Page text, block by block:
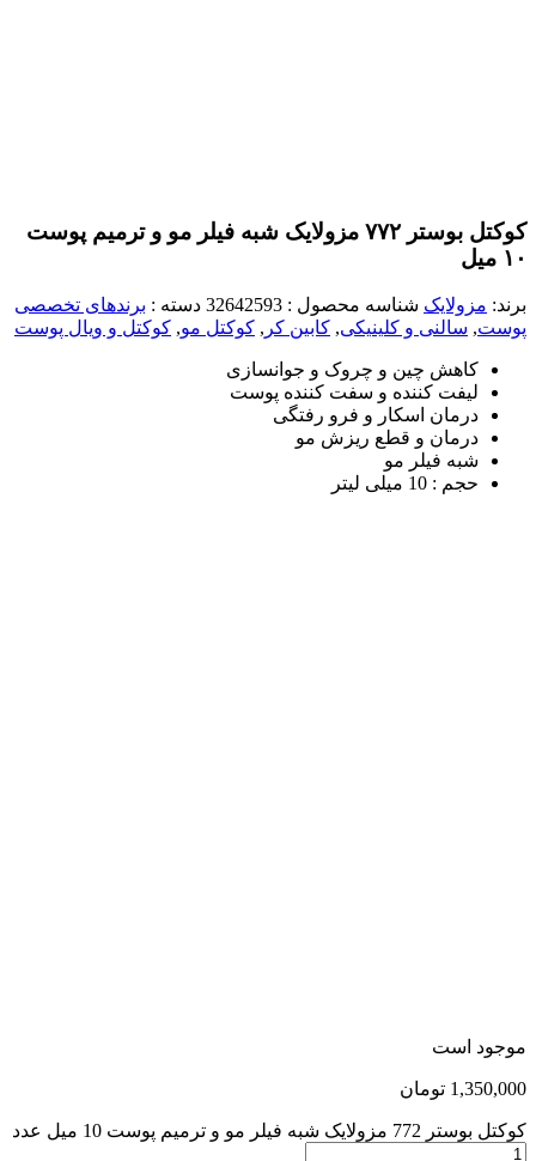
کوکتل بوستر ۷۷۲ مزولایک شبه فیلر مو و ترمیم پوست
۱۰ میل
برند: مزولایک شناسه محصول : 32642593 دسته : برندهای تخصصی
پوست, سالنی و کلینیکی, کابین کر , کوکتل مو, کوکتل‌ و ویال پوست
کاهش چین و چروک و جوانسازی
لیفت کننده و سفت کننده پوست
درمان اسکار و فرو رفتگی
درمان و قطع ریزش مو
شبه فیلر مو
حجم : 10 میلی لیتر
موجود است
1,350,000 تومان
کوکتل بوستر 772 مزولایک شبه فیلر مو و ترمیم پوست 10 میل عدد